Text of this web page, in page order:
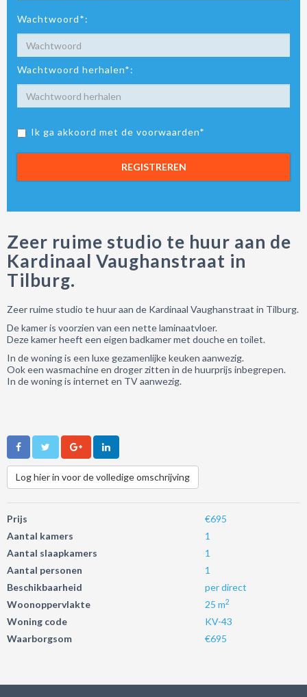
Wachtwoord*:
Wachtwoord herhalen*:
Ik ga akkoord met de voorwaarden*
REGISTREREN
Zeer ruime studio te huur aan de
Kardinaal Vaughanstraat in
Tilburg.
Zeer ruime studio te huur aan de Kardinaal Vaughanstraat in Tilburg.
De kamer is voorzien van een nette laminaatvloer.
Deze kamer heeft een eigen badkamer met douche en toilet.
In de woning is een luxe gezamenlijke keuken aanwezig.
Ook een wasmachine en droger zitten in de huurprijs inbegrepen.
In de woning is internet en TV aanwezig.
Log hier in voor de volledige omschrijving
Prijs
€695
Aantal kamers
1
Aantal slaapkamers
1
Aantal personen
1
Beschikbaarheid
per direct
Woonoppervlakte
25 m2
Woning code
KV-43
Waarborgsom
€695